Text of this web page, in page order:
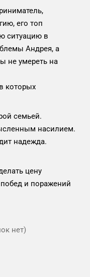
его топ
ситуацию в
Андрея, а
не умереть на
которых
семьей.
насилием.
надежда.
цену
и поражений
нет)